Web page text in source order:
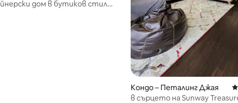
от 5, 356 отзива
дом в бутиков стил
Кондо – Петалинг Джая
в сърцето на Sunway